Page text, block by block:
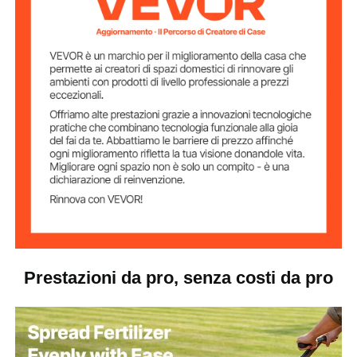
acciaio Q235
Colore Nero
Dimensioni del
prodotto
70x40x125 cm /
27,6x15,7x49,2 pollici
Larghezza del
Diametro
dell'apertura del
tamburo
28,2 cm / 11,1 pollici
Prestazioni da pro, senza costi da pro